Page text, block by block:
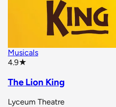
Musicals
4.9★
The Lion King
Lyceum Theatre